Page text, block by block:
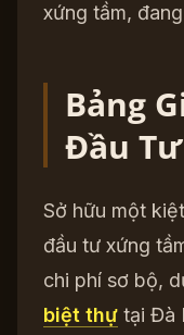
xứng tầm,
Bảng
Đầu Tư
Sở hữu một
đầu tư xứng
chi phí sơ bộ,
biệt thự tại Đà